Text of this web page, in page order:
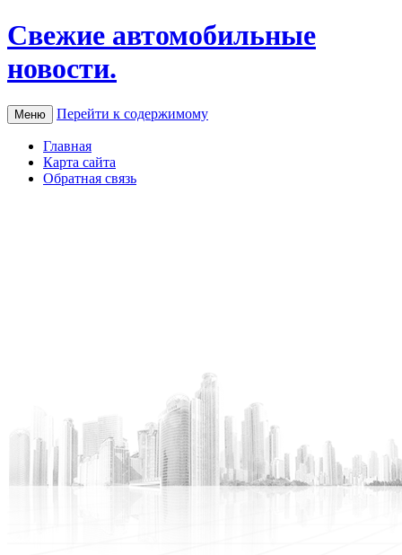
Свежие автомобильные
новости.
Меню Перейти к содержимому
Главная
Карта сайта
Обратная связь